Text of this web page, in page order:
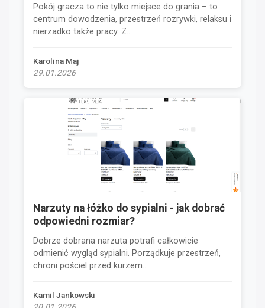
Pokój gracza to nie tylko miejsce do grania – to
centrum dowodzenia, przestrzeń rozrywki, relaksu i
nierzadko także pracy. Z...
Karolina Maj
29.01.2026
Narzuty na łóżko do sypialni - jak dobrać
odpowiedni rozmiar?
Dobrze dobrana narzuta potrafi całkowicie
odmienić wygląd sypialni. Porządkuje przestrzeń,
chroni pościel przed kurzem...
Kamil Jankowski